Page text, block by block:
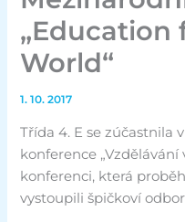
„Education
World“
1. 10. 2017
Třída 4. E se zúčastnila
konference „Vzdělávání
konferenci, která
vystoupili špičkoví